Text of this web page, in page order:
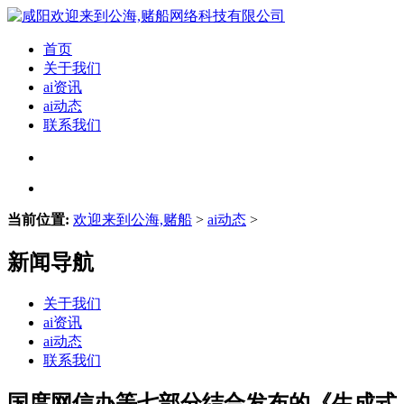
首页
关于我们
ai资讯
ai动态
联系我们
当前位置: 欢迎来到公海,赌船 > ai动态 >
新闻导航
关于我们
ai资讯
ai动态
联系我们